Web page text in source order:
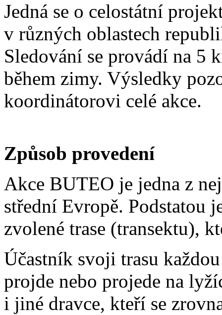
Jedná se o celostátní
v různých oblastech
Sledování se provádí na 5
během zimy. Výsledky
koordinátorovi celé akce.
Způsob provedení
Akce BUTEO je jedna z
střední Evropě. Podstatou
zvolené trase (transektu),
Účastník svoji trasu
projde nebo projede na
i jiné dravce, kteří se